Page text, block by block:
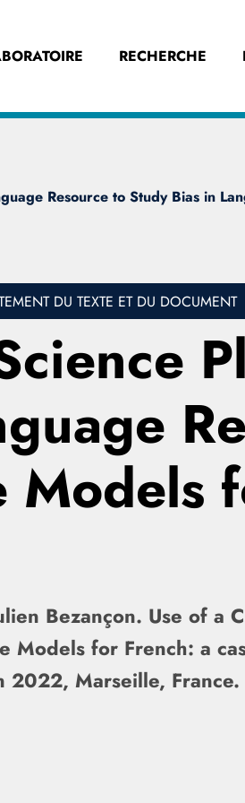
RECHERCHE
Resource to Study Bias in
DU TEXTE ET DU DOCUMENT
Models
Bezançon. Use of a
Models for French: a
Marseille,